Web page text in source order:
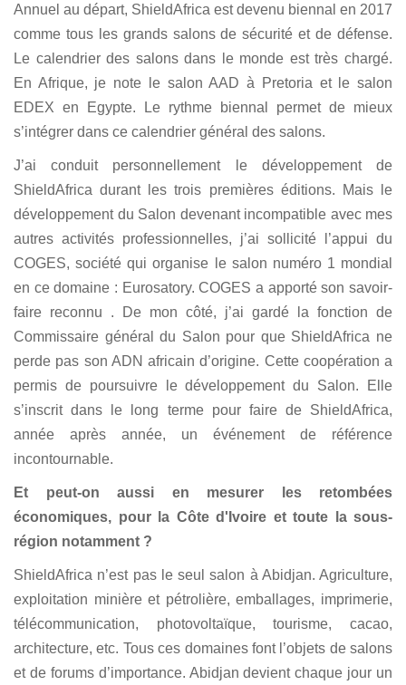
Annuel au départ, ShieldAfrica est devenu biennal en 2017
comme tous les grands salons de sécurité et de défense.
Le calendrier des salons dans le monde est très chargé.
En Afrique, je note le salon AAD à Pretoria et le salon
EDEX en Egypte. Le rythme biennal permet de mieux
s’intégrer dans ce calendrier général des salons.
J’ai conduit personnellement le développement de
ShieldAfrica durant les trois premières éditions. Mais le
développement du Salon devenant incompatible avec mes
autres activités professionnelles, j’ai sollicité l’appui du
COGES, société qui organise le salon numéro 1 mondial
en ce domaine : Eurosatory. COGES a apporté son savoir-
faire reconnu . De mon côté, j’ai gardé la fonction de
Commissaire général du Salon pour que ShieldAfrica ne
perde pas son ADN africain d’origine. Cette coopération a
permis de poursuivre le développement du Salon. Elle
s’inscrit dans le long terme pour faire de ShieldAfrica,
année après année, un événement de référence
incontournable.
Et peut-on aussi en mesurer les retombées
économiques, pour la Côte d'Ivoire et toute la sous-
région notamment ?
ShieldAfrica n’est pas le seul salon à Abidjan. Agriculture,
exploitation minière et pétrolière, emballages, imprimerie,
télécommunication, photovoltaïque, tourisme, cacao,
architecture, etc. Tous ces domaines font l’objets de salons
et de forums d’importance. Abidjan devient chaque jour un